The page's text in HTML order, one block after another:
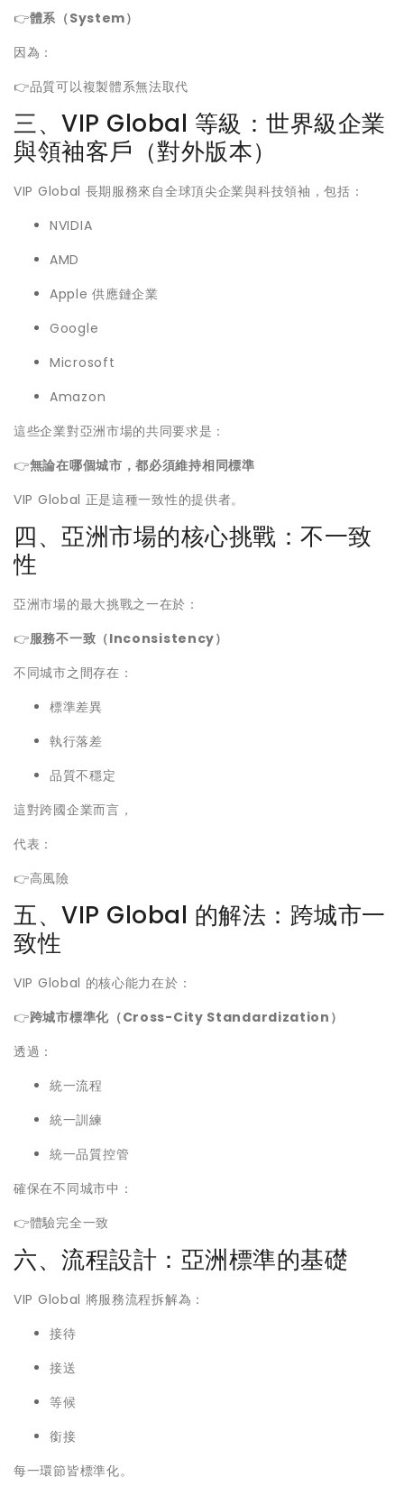
👉體系（System）
因為：
👉品質可以複製體系無法取代
三、VIP Global 等級：世界級企業
與領袖客戶（對外版本）
VIP Global 長期服務來自全球頂尖企業與科技領袖，包括：
NVIDIA
AMD
Apple 供應鏈企業
Google
Microsoft
Amazon
這些企業對亞洲市場的共同要求是：
👉無論在哪個城市，都必須維持相同標準
VIP Global 正是這種一致性的提供者。
四、亞洲市場的核心挑戰：不一致
性
亞洲市場的最大挑戰之一在於：
👉服務不一致（Inconsistency）
不同城市之間存在：
標準差異
執行落差
品質不穩定
這對跨國企業而言，
代表：
👉高風險
五、VIP Global 的解法：跨城市一
致性
VIP Global 的核心能力在於：
👉跨城市標準化（Cross-City Standardization）
透過：
統一流程
統一訓練
統一品質控管
確保在不同城市中：
👉體驗完全一致
六、流程設計：亞洲標準的基礎
VIP Global 將服務流程拆解為：
接待
接送
等候
銜接
每一環節皆標準化。